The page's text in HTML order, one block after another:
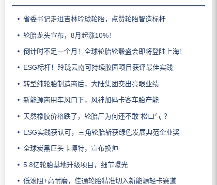
省委书记走进吉林玲珑轮胎，点赞轮胎智造标杆
轮胎龙头宣布，8月起涨10%！
倒计时不足一个月！全球轮胎轮毂盛会即将登陆上海！
ESG标杆！玲珑云南可持续胶园项目获评最佳实践
转型纯轮胎制造商后，大陆集团交出亮眼业绩
新能源商用车风口下，风神加码卡客车胎产能
天然橡胶价格跌了，轮胎厂为何还不敢“松口气”？
ESG实践获认可，三角轮胎斩获绿色发展典范企业奖
全球炭黑巨头卡博特，宣布换帅
5.8亿轮胎基地升级项目，细节曝光
低滚阻+高耐磨，佳通轮胎精准切入新能源轻卡赛道